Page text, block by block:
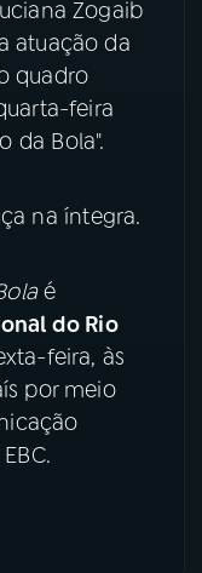
Zogaib
atuação da
quadro
feira
da Bola".
na íntegra.
é
do Rio
feira, às
por meio